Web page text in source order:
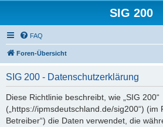
SIG 200
FAQ
Foren-Übersicht
SIG 200 - Datenschutzerklärung
Diese Richtlinie beschreibt, wie „SIG 200“
(„https://ipmsdeutschland.de/sig200“) (im
Betreiber“) die Daten verwendet, die